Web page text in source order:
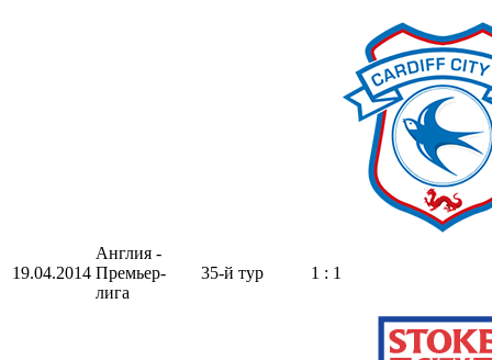
19.04.2014
Англия -
Премьер-
лига
35-й тур 1 : 1